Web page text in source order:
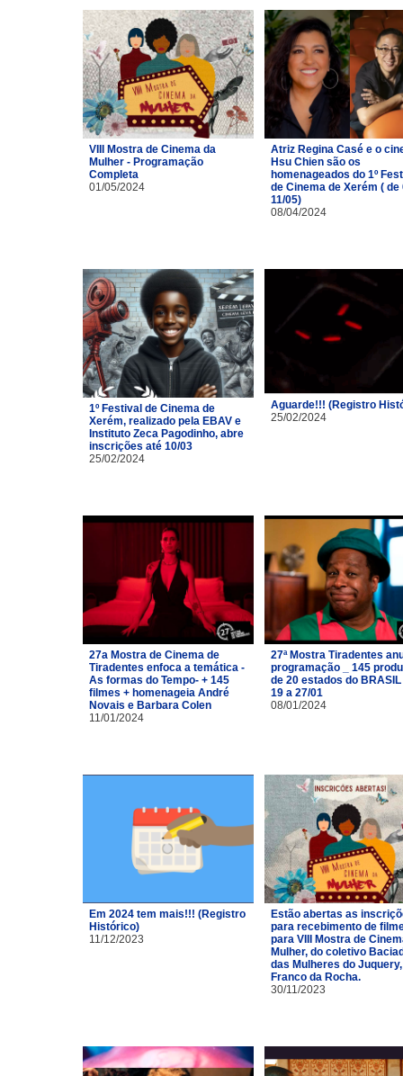
VIII Mostra de Cinema da
Mulher - Programação
Completa
01/05/2024
Atriz Regina Casé e o
Hsu Chien são os
homenageados do 1º
de Cinema de Xerém ( de
11/05)
08/04/2024
1º Festival de Cinema de
Xerém, realizado pela EBAV e
Instituto Zeca Pagodinho, abre
inscrições até 10/03
25/02/2024
Aguarde!!! (Registro
25/02/2024
27a Mostra de Cinema de
Tiradentes enfoca a temática -
As formas do Tempo- + 145
filmes + homenageia André
Novais e Barbara Colen
11/01/2024
27ª Mostra Tiradentes
programação _ 145
de 20 estados do BRASIL
19 a 27/01
08/01/2024
Em 2024 tem mais!!! (Registro
Histórico)
11/12/2023
Estão abertas as
para recebimento de
para VIII Mostra de
Mulher, do coletivo
das Mulheres do
Franco da Rocha.
30/11/2023